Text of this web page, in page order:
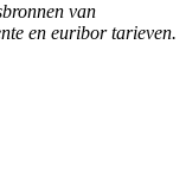
van
en euribor tarieven.